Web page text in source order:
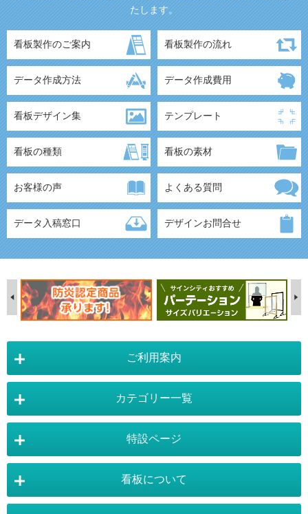
たします。
看板製作のご案内 看板製作の流れ
データ作成方法 データ作成費用
看板デザイン集 テンプレート
看板の種類 看板の素材
お客様の声 よくある質問
データ入稿窓口 デザインお問合せ
ご利用案内
店舗詳細情報
運営会社 :株式会社トレード
カテゴリー一覧
スタンド看板：オプション バナースタンド
特設ページ
看板について